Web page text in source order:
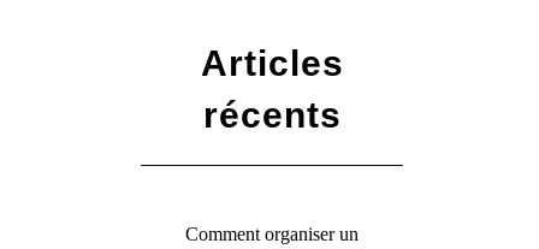
Articles
récents
Comment organiser un